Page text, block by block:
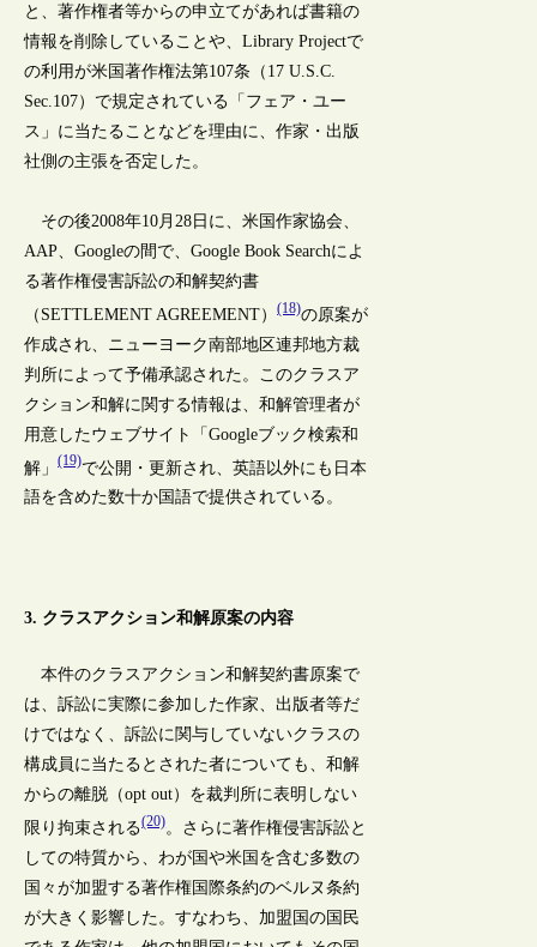
と、著作権者等からの申立てがあれば書籍の
情報を削除していることや、Library Projectで
の利用が米国著作権法第107条（17 U.S.C.
Sec.107）で規定されている「フェア・ユー
ス」に当たることなどを理由に、作家・出版
社側の主張を否定した。
その後2008年10月28日に、米国作家協会、
AAP、Googleの間で、Google Book Searchによ
る著作権侵害訴訟の和解契約書
（SETTLEMENT AGREEMENT）(18)の原案が
作成され、ニューヨーク南部地区連邦地方裁
判所によって予備承認された。このクラスア
クション和解に関する情報は、和解管理者が
用意したウェブサイト「Googleブック検索和
解」(19)で公開・更新され、英語以外にも日本
語を含めた数十か国語で提供されている。
3. クラスアクション和解原案の内容
本件のクラスアクション和解契約書原案で
は、訴訟に実際に参加した作家、出版者等だ
けではなく、訴訟に関与していないクラスの
構成員に当たるとされた者についても、和解
からの離脱（opt out）を裁判所に表明しない
限り拘束される(20)。さらに著作権侵害訴訟と
しての特質から、わが国や米国を含む多数の
国々が加盟する著作権国際条約のベルヌ条約
が大きく影響した。すなわち、加盟国の国民